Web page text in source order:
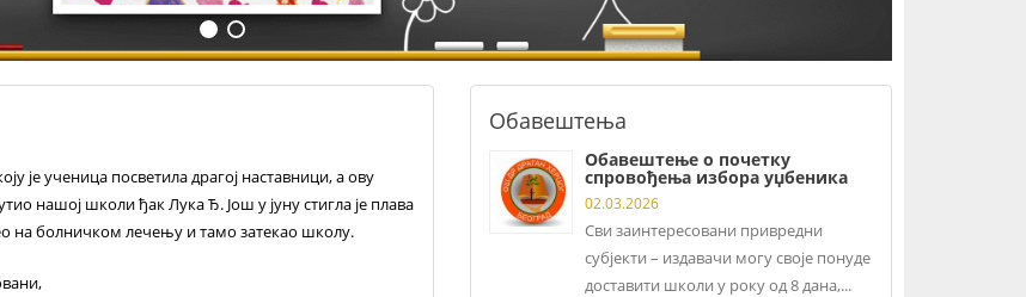
је ученица посветила драгој наставници, а ову
нашој школи ђак Лука Ђ. Још у јуну стигла је плава
на болничком лечењу и тамо затекао школу.
Обавештења
Обавештење о почетку
спровођења избора уџбеника
02.03.2026
Сви заинтересовани привредни
субјекти – издавачи могу своје понуде
доставити школи у року од 8 дана,...